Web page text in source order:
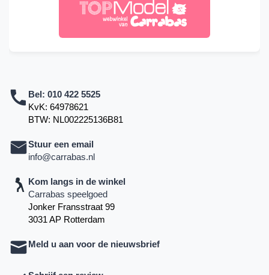
Bel: 010 422 5525
KvK: 64978621
BTW: NL002225136B81
Stuur een email
info@carrabas.nl
Kom langs in de winkel
Carrabas speelgoed
Jonker Fransstraat 99
3031 AP Rotterdam
Meld u aan voor de nieuwsbrief